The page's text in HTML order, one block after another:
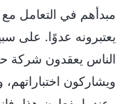
مبدأهم في التعامل
يعتبرونه عدوًا. على
الناس يعقدون شركة
ويشاركون